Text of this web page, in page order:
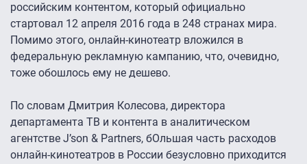
российским контентом, который официально
стартовал 12 апреля 2016 года в 248 странах мира.
Помимо этого, онлайн-кинотеатр вложился в
федеральную рекламную кампанию, что, очевидно,
тоже обошлось ему не дешево.
По словам Дмитрия Колесова, директора
департамента ТВ и контента в аналитическом
агентстве J’son & Partners, бОльшая часть расходов
онлайн-кинотеатров в России безусловно приходится